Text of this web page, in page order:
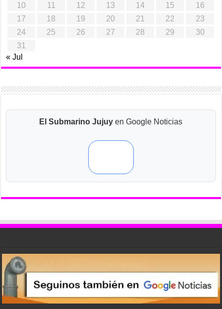
10
11 12 13 14 15
16
17
18 19 20 21 22
23
24
25 26 27 28 29
30
31
« Jul
El Submarino Jujuy en Google Noticias